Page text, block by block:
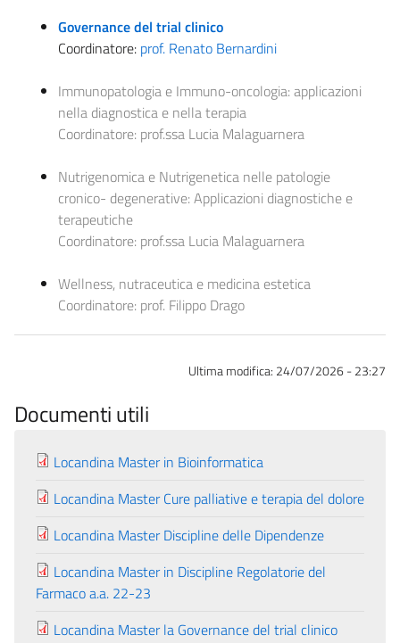
Governance del trial clinico
Coordinatore: prof. Renato Bernardini
Immunopatologia e Immuno-oncologia: applicazioni
nella diagnostica e nella terapia
Coordinatore: prof.ssa Lucia Malaguarnera
Nutrigenomica e Nutrigenetica nelle patologie
cronico- degenerative: Applicazioni diagnostiche e
terapeutiche
Coordinatore: prof.ssa Lucia Malaguarnera
Wellness, nutraceutica e medicina estetica
Coordinatore: prof. Filippo Drago
Ultima modifica: 24/07/2026 - 23:27
Documenti utili
Locandina Master in Bioinformatica
Locandina Master Cure palliative e terapia del dolore
Locandina Master Discipline delle Dipendenze
Locandina Master in Discipline Regolatorie del
Farmaco a.a. 22-23
Locandina Master la Governance del trial clinico